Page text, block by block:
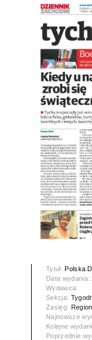
Tytuł:Polska
Data wydania:
Wydawca:
Sekcja:
Zasięg:
Najnowsze
Kolejne
Poprzednie